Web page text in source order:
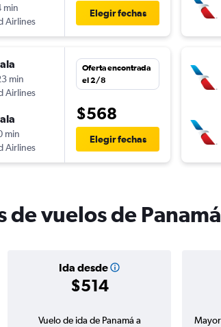
min
Airlines
Elegir fechas
min
Airlines
min
Airlines
Oferta encontrada
el 2/8
$568
Elegir fechas
de vuelos de
Ida desde
$514
Vuelo de ida de Panamá a